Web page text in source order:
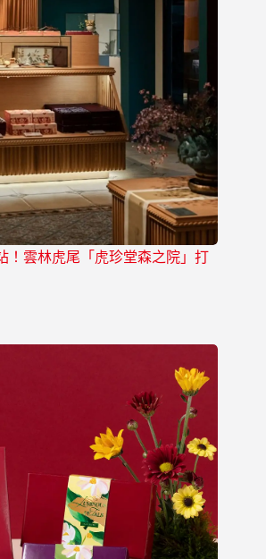
！雲林虎尾「虎珍堂森之院」打